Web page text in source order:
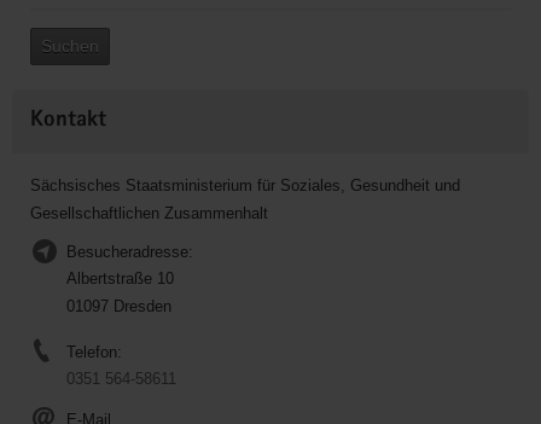
Suchen
Kontakt
Sächsisches Staatsministerium für Soziales, Gesundheit und
Gesellschaftlichen Zusammenhalt
Besucheradresse:
Albertstraße 10
01097 Dresden
Telefon:
0351 564-58611
E-Mail